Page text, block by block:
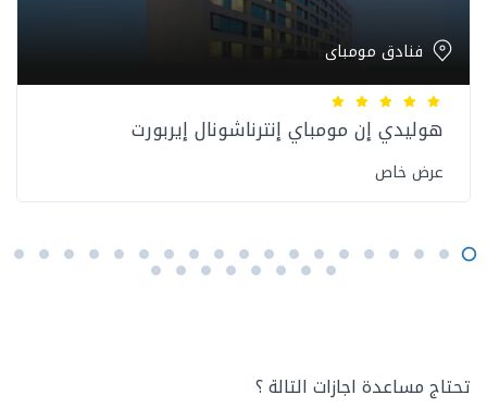
فنادق مومباى
هوليدي إن مومباي إنترناشونال إيربورت
عرض خاص
تحتاج مساعدة اجازات التالة ؟